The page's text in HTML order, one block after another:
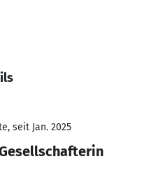
seit Jan. 2025